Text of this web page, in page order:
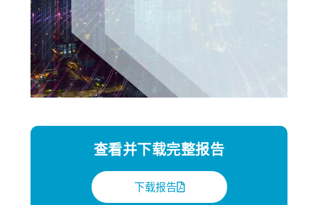
查看并下载完整报告
下载报告